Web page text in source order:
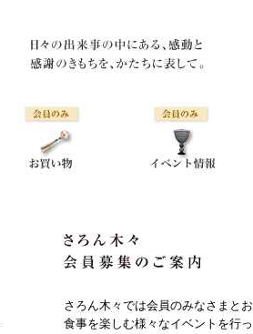
さろん木々では会員のみなさまとお
食事を楽しむ様々なイベントを行っ